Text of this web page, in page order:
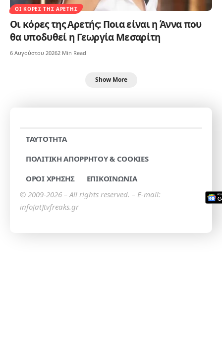
ΟΙ ΚΌΡΕΣ ΤΗΣ ΑΡΕΤΉΣ
Οι κόρες της Αρετής: Ποια είναι η Άννα που
θα υποδυθεί η Γεωργία Μεσαρίτη
6 Αυγούστου 20262 Min Read
Show More
TAYTOTHTA
ΠΟΛΙΤΙΚΗ ΑΠΟΡΡΗΤΟΥ & COOKIES
ΟΡΟΙ ΧΡΗΣΗΣ
ΕΠΙΚΟΙΝΩΝΙΑ
© 2009-2026 – All rights reserved. – E-mail:
info[at]tvfreaks.gr